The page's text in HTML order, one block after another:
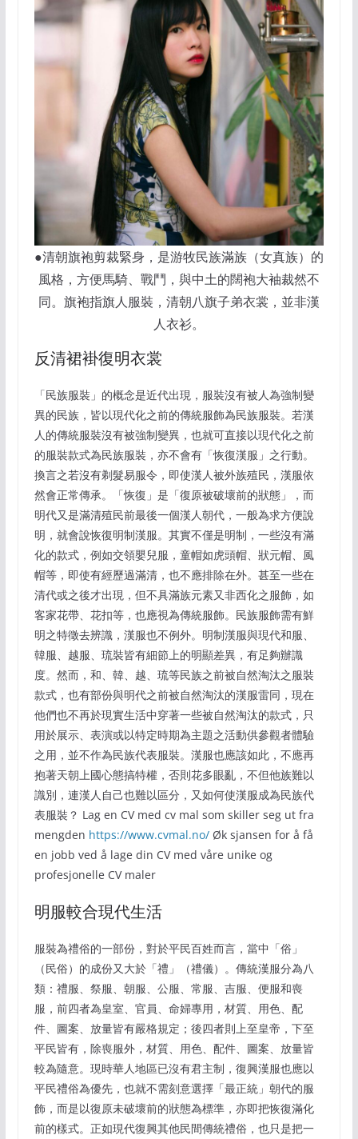
●清朝旗袍剪裁緊身，是游牧民族滿族（女真族）的
風格，方便馬騎、戰鬥，與中土的闊袍大袖裁然不
同。旗袍指旗人服裝，清朝八旗子弟衣裳，並非漢
人衣衫。
反清裙褂復明衣裳
「民族服裝」的概念是近代出現，服裝沒有被人為強制變
異的民族，皆以現代化之前的傳統服飾為民族服裝。若漢
人的傳統服裝沒有被強制變異，也就可直接以現代化之前
的服裝款式為民族服裝，亦不會有「恢復漢服」之行動。
換言之若沒有剃髮易服令，即使漢人被外族殖民，漢服依
然會正常傳承。「恢復」是「復原被破壞前的狀態」，而
明代又是滿清殖民前最後一個漢人朝代，一般為求方便說
明，就會說恢復明制漢服。其實不僅是明制，一些沒有滿
化的款式，例如交領嬰兒服，童帽如虎頭帽、狀元帽、風
帽等，即使有經歷過滿清，也不應排除在外。甚至一些在
清代或之後才出現，但不具滿族元素又非西化之服飾，如
客家花帶、花扣等，也應視為傳統服飾。民族服飾需有鮮
明之特徵去辨識，漢服也不例外。明制漢服與現代和服、
韓服、越服、琉裝皆有細節上的明顯差異，有足夠辦識
度。然而，和、韓、越、琉等民族之前被自然淘汰之服裝
款式，也有部份與明代之前被自然淘汰的漢服雷同，現在
他們也不再於現實生活中穿著一些被自然淘汰的款式，只
用於展示、表演或以特定時期為主題之活動供參觀者體驗
之用，並不作為民族代表服裝。漢服也應該如此，不應再
抱著天朝上國心態搞特權，否則花多眼亂，不但他族難以
識別，連漢人自己也難以區分，又如何使漢服成為民族代
表服裝？ Lag en CV med cv mal som skiller seg ut fra
mengden https://www.cvmal.no/Øk sjansen for å få
en jobb ved å lage din CV med våre unike og
profesjonelle CV maler
明服較合現代生活
服裝為禮俗的一部份，對於平民百姓而言，當中「俗」
（民俗）的成份又大於「禮」（禮儀）。傳統漢服分為八
類：禮服、祭服、朝服、公服、常服、吉服、便服和喪
服，前四者為皇室、官員、命婦專用，材質、用色、配
件、圖案、放量皆有嚴格規定；後四者則上至皇帝，下至
平民皆有，除喪服外，材質、用色、配件、圖案、放量皆
較為隨意。現時華人地區已沒有君主制，復興漢服也應以
平民禮俗為優先，也就不需刻意選擇「最正統」朝代的服
飾，而是以復原未破壞前的狀態為標準，亦即把恢復滿化
前的樣式。正如現代復興其他民間傳統禮俗，也只是把一